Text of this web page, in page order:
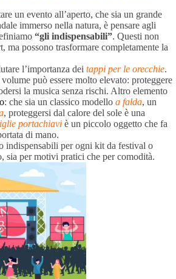
un evento all’aperto, che sia un grande
immerso nella natura, è pensare agli
“gli indispensabili”. Questi non
ma possono trasformare completamente la
l’importanza dei tappi per le orecchie.
può essere molto elevato: proteggere
la musica senza rischi. Altro elemento
: che sia un classico modello a falda, un
, proteggersi dal calore del sole è una
portachiavi è un piccolo oggetto che fa
di mano.
indispensabili per ogni kit da festival o
sia per motivi pratici che per comodità.